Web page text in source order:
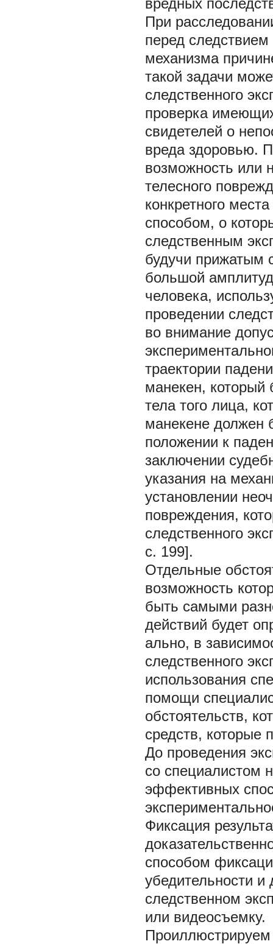
вредных
При
перед
механизма
такой задачи
следственного
проверка
свидетелей о
вреда здоровью.
возможность или
телесного
конкретного
способом, о
следственным
будучи прижатым
большой
человека,
проведении
во внимание
траектории
манекен, который
тела того лица,
манекене должен
положении к
заключении
указания на
установлении
повреждения,
следственного
с. 199].
Отдельные
возможность
быть самыми
действий будет
ально, в
следственного
использования
помощи
обстоятельств,
средств, которые
До проведения
со специалистом
эффективных
Фиксация
способом
убедительности и
следственном
или видеосъемку.